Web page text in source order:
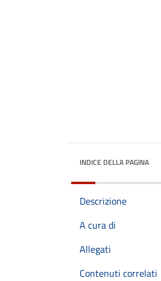
INDICE DELLA PAGINA
Descrizione
A cura di
Allegati
Contenuti correlati